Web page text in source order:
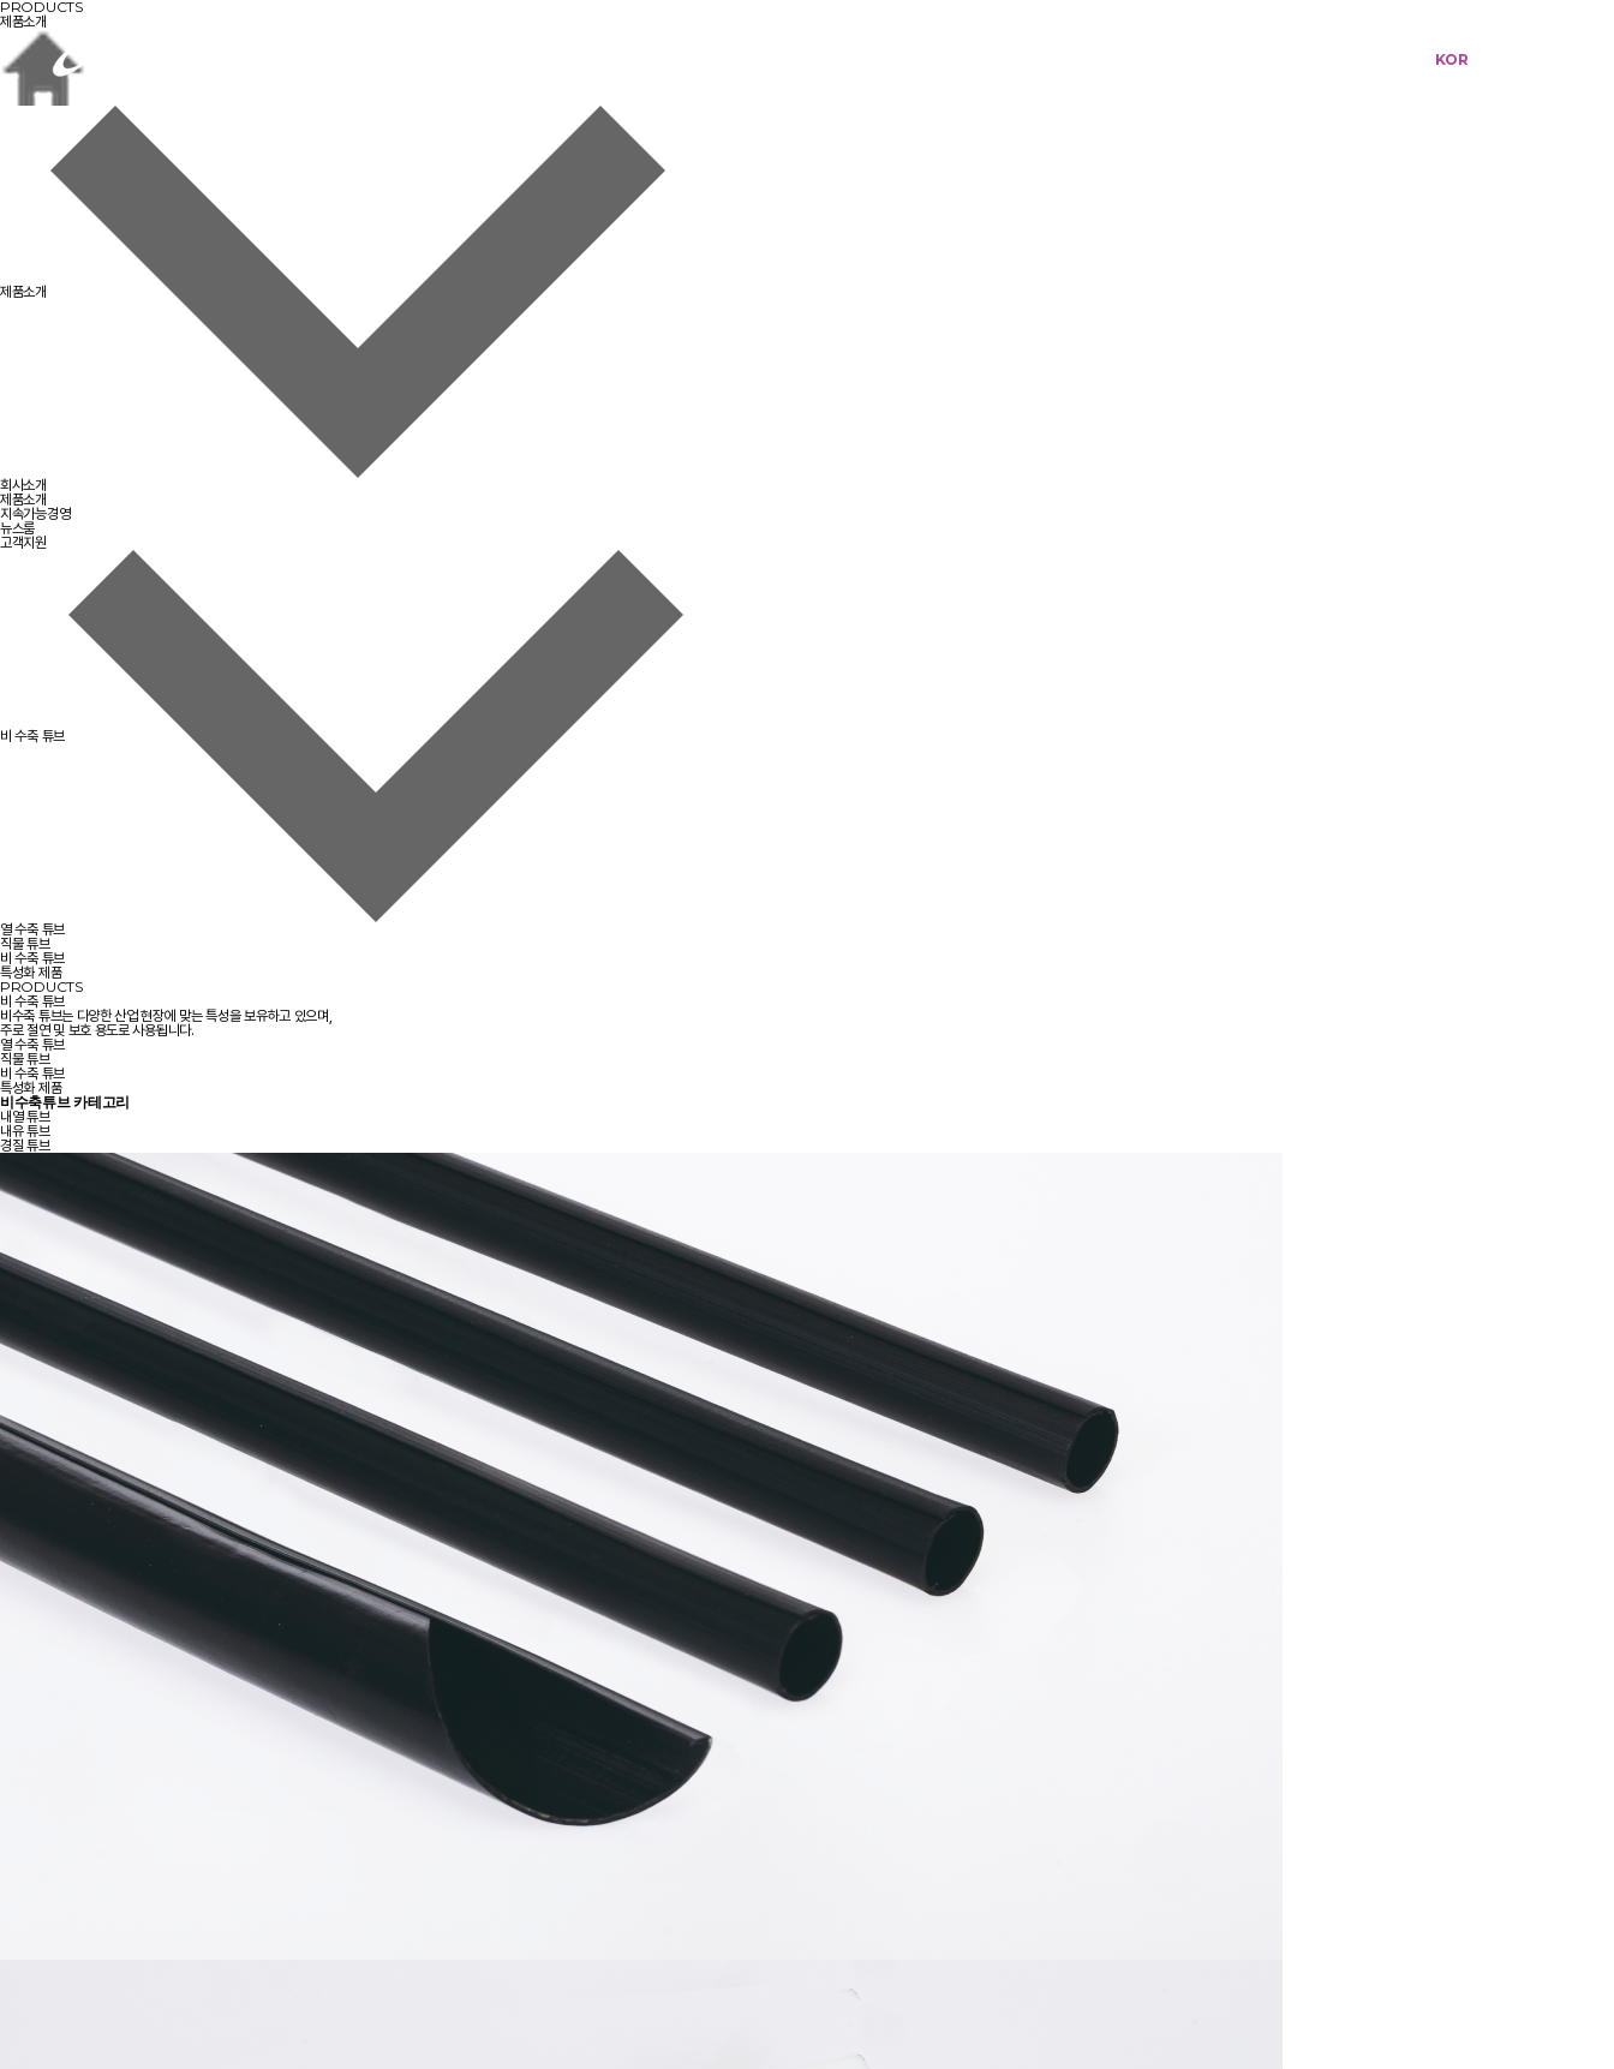
KOR
PRODUCTS
제품소개
제품소개
회사소개
제품소개
지속가능경영
뉴스룸
고객지원
비 수축 튜브
열 수축 튜브
직물 튜브
비 수축 튜브
특성화 제품
PRODUCTS
비 수축 튜브
비수축 튜브는 다양한 산업 현장에 맞는 특성을 보유하고 있으며,
주로 절연 및 보호 용도로 사용됩니다.
열 수축 튜브
직물 튜브
비 수축 튜브
특성화 제품
비수축튜브 카테고리
내열 튜브
내유 튜브
경질 튜브